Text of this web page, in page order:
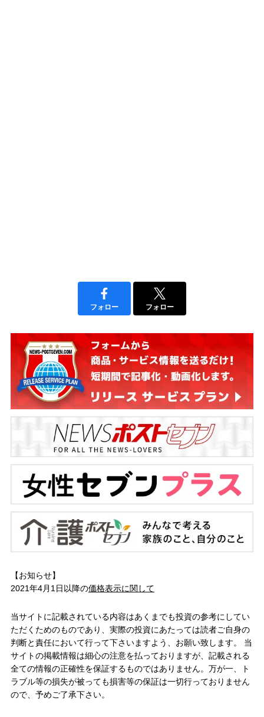
フォロー フォロー
【お知らせ】
2021年4月1日以降の価格表示に関して
当サイトに記載されている内容はあくまでも投資の参考にしてい
ただくためのものであり、実際の投資にあたっては読者ご自身の
判断と責任において行って下さいますよう、お願い致します。 当
サイトの掲載情報は細心の注意を払っておりますが、記載される
全ての情報の正確性を保証するものではありません。万が一、ト
ラブル等の損失が被っても損害等の保証は一切行っておりません
ので、予めご了承下さい。